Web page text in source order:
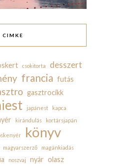
CIMKE
csokitorta desszert
francia futás
gasztrocikk
japánest kapca
kirándulás kortársjapán
könyv
magyarszerző magánkiadás
noszvaj nyár olasz